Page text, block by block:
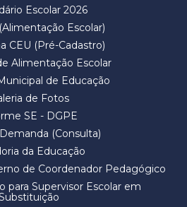
Escolar 2026
Escolar)
CEU (Pré-Cadastro)
Alimentação Escolar
de Educação
de Fotos
SE - DGPE
(Consulta)
da Educação
de Coordenador Pedagógico
para Supervisor Escolar em